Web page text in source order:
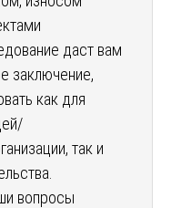
даст вам
заключение,
как для
так и
вопросы